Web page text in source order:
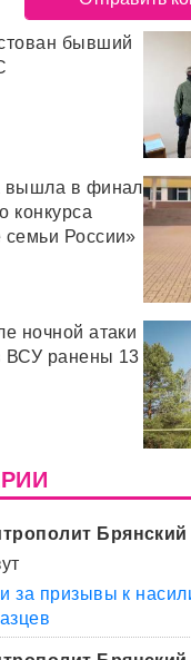
бывший
вышла в финал
конкурса
семьи России»
ночной атаки
ВСУ ранены 13
Брянский
за призывы к